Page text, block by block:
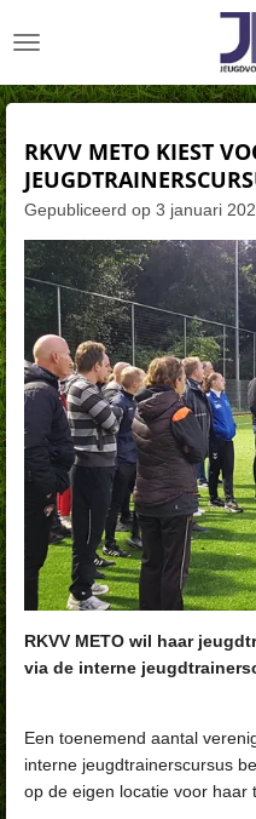
direct
de
RKVV METO KIEST
Gepubliceerd op 3 januari
RKVV METO wil haar
via de interne
Een toenemend aantal
interne jeugdtrainerscursus
op de eigen locatie voor haar